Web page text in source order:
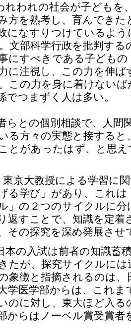
れわれの社会が子どもを
方を熟考し、育んできた
になすりつけているよ
文部科学行政を批判する
にすべきである子ども
に注視し、この力を伸ば
この力を身に着けない
でつまずく人は多い。
らとの個別相談で、人間
る方々の実態と接する
とがあったはず、と思
京大教授による学習に
る学び」があり、これ
」の２つのサイクルに
返すことで、知識を定着
その探究を深め発展させ
本の入試は前者の知識蓄
たが、探究サイクルに
象徴と指摘されるのは、
学医学部からは、これま
のに対し、東大ほど入
からはノーベル賞受賞者